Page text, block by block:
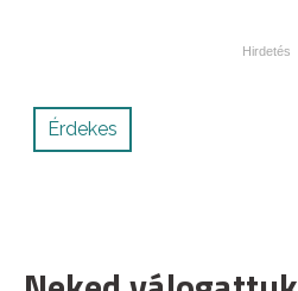
Érdekes